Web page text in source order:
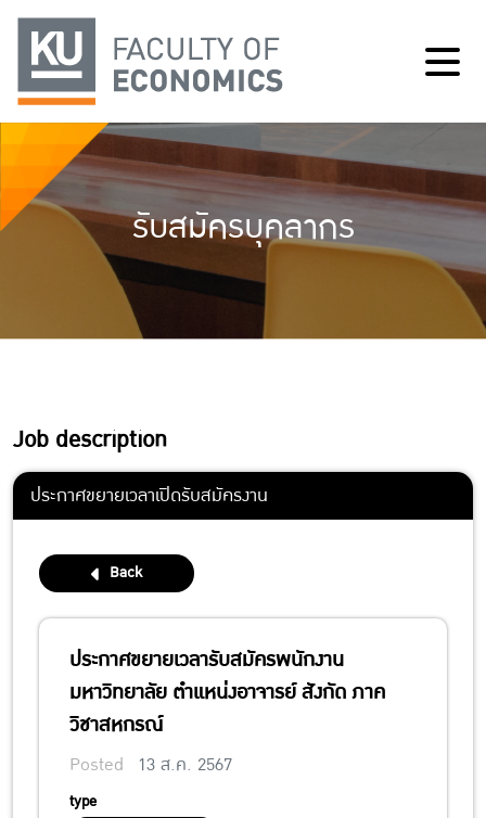
รับสมัครบุคลากร
Job description
ประกาศขยายเวลาเปิดรับสมัครงาน
Back
ประกาศขยายเวลารับสมัครพนักงาน
มหาวิทยาลัย ตำแหน่งอาจารย์ สังกัด ภาค
วิชาสหกรณ์
Posted 13 ส.ค. 2567
type